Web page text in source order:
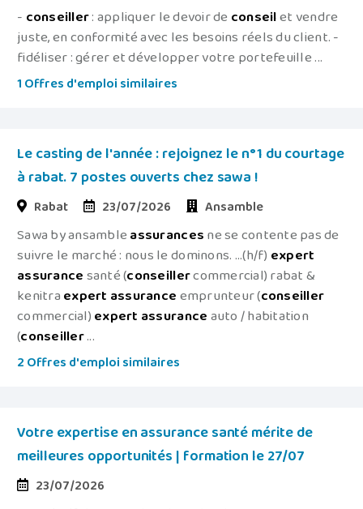
- conseiller: appliquer le devoir de conseilet vendre
juste, en conformité avec les besoins réels du client. -
fidéliser : gérer et développer votre portefeuille ...
1 Offres d'emploi similaires
Le casting de l'année : rejoignez le n°1 du courtage
à rabat. 7 postes ouverts chez sawa !
Rabat 23/07/2026 Ansamble
Sawa by ansambleassurancesne se contente pas de
suivre le marché : nous le dominons. ...(h/f) expert
assurancesanté (conseillercommercial) rabat &
kenitraexpert assuranceemprunteur (conseiller
commercial)expert assuranceauto / habitation
(conseiller...
2 Offres d'emploi similaires
Votre expertise en assurance santé mérite de
meilleures opportunités | formation le 27/07
23/07/2026